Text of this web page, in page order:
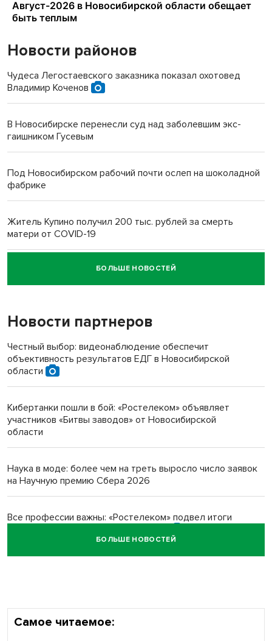
Новости районов
Чудеса Легостаевского заказника показал охотовед
Владимир Коченов
В Новосибирске перенесли суд над заболевшим экс-
гаишником Гусевым
Под Новосибирском рабочий почти ослеп на шоколадной
фабрике
Житель Купино получил 200 тыс. рублей за смерть
матери от COVID-19
Новосибирский суд наказал водителя за смерть
пенсионерки на вокзале
«Мы живём на пастбище!»: в новосибирском селе лошади
терроризируют жителей
Инвалид получил условный срок за избиение врачей
протезом под Новосибирском
Новосибирский преподаватель с женой вошли в топ-16
многодетных в России
Обновлённое отделение ВТБ открылось в Искитиме
БОЛЬШЕ НОВОСТЕЙ
Новости партнеров
Честный выбор: видеонаблюдение обеспечит
объективность результатов ЕДГ в Новосибирской
области
Кибертанки пошли в бой: «Ростелеком» объявляет
участников «Битвы заводов» от Новосибирской
области
Наука в моде: более чем на треть выросло число заявок
на Научную премию Сбера 2026
Все профессии важны: «Ростелеком» подвел итоги
БОЛЬШЕ НОВОСТЕЙ
Самое читаемое: